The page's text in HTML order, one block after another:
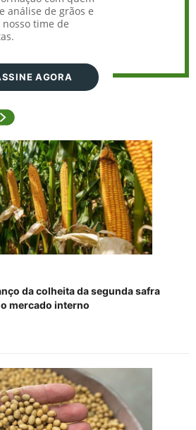
análise de grãos e
time de
AGORA
da colheita da segunda safra
mercado interno